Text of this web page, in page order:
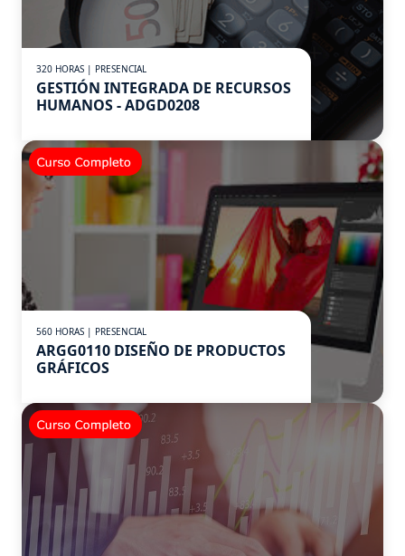
320 HORAS | PRESENCIAL
GESTIÓN INTEGRADA DE RECURSOS
HUMANOS - ADGD0208
560 HORAS | PRESENCIAL
ARGG0110 DISEÑO DE PRODUCTOS
GRÁFICOS